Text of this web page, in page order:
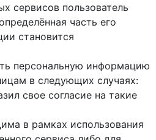
сервисов пользователь
часть его
становится
персональную информацию
в следующих случаях:
свое согласие на такие
в рамках использования